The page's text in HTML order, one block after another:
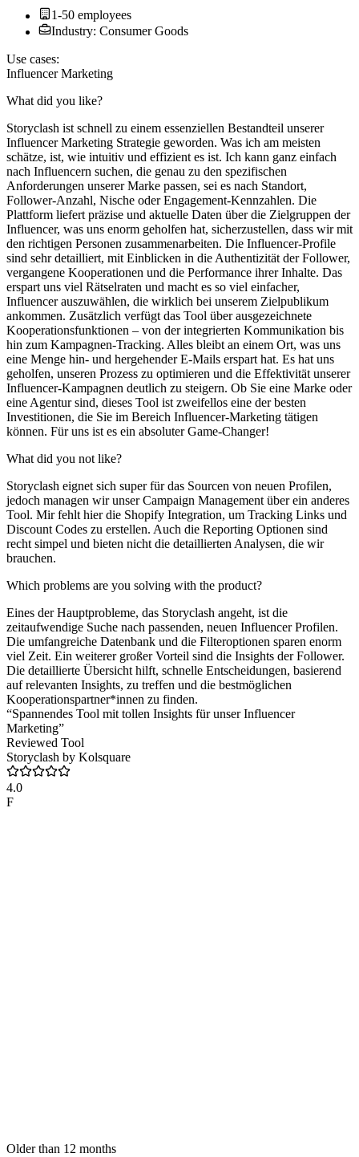
1-50 employees
Industry: Consumer Goods
Use cases:
Influencer Marketing
What did you like?
Storyclash ist schnell zu einem essenziellen Bestandteil unserer
Influencer Marketing Strategie geworden. Was ich am meisten
schätze, ist, wie intuitiv und effizient es ist. Ich kann ganz einfach
nach Influencern suchen, die genau zu den spezifischen
Anforderungen unserer Marke passen, sei es nach Standort,
Follower-Anzahl, Nische oder Engagement-Kennzahlen. Die
Plattform liefert präzise und aktuelle Daten über die Zielgruppen der
Influencer, was uns enorm geholfen hat, sicherzustellen, dass wir mit
den richtigen Personen zusammenarbeiten. Die Influencer-Profile
sind sehr detailliert, mit Einblicken in die Authentizität der Follower,
vergangene Kooperationen und die Performance ihrer Inhalte. Das
erspart uns viel Rätselraten und macht es so viel einfacher,
Influencer auszuwählen, die wirklich bei unserem Zielpublikum
ankommen. Zusätzlich verfügt das Tool über ausgezeichnete
Kooperationsfunktionen – von der integrierten Kommunikation bis
hin zum Kampagnen-Tracking. Alles bleibt an einem Ort, was uns
eine Menge hin- und hergehender E-Mails erspart hat. Es hat uns
geholfen, unseren Prozess zu optimieren und die Effektivität unserer
Influencer-Kampagnen deutlich zu steigern. Ob Sie eine Marke oder
eine Agentur sind, dieses Tool ist zweifellos eine der besten
Investitionen, die Sie im Bereich Influencer-Marketing tätigen
können. Für uns ist es ein absoluter Game-Changer!
What did you not like?
Storyclash eignet sich super für das Sourcen von neuen Profilen,
jedoch managen wir unser Campaign Management über ein anderes
Tool. Mir fehlt hier die Shopify Integration, um Tracking Links und
Discount Codes zu erstellen. Auch die Reporting Optionen sind
recht simpel und bieten nicht die detaillierten Analysen, die wir
brauchen.
Which problems are you solving with the product?
Eines der Hauptprobleme, das Storyclash angeht, ist die
zeitaufwendige Suche nach passenden, neuen Influencer Profilen.
Die umfangreiche Datenbank und die Filteroptionen sparen enorm
viel Zeit. Ein weiterer großer Vorteil sind die Insights der Follower.
Die detaillierte Übersicht hilft, schnelle Entscheidungen, basierend
auf relevanten Insights, zu treffen und die bestmöglichen
Kooperationspartner*innen zu finden.
“Spannendes Tool mit tollen Insights für unser Influencer
Marketing”
Reviewed Tool
Storyclash by Kolsquare
4.0
F
Older than 12 months